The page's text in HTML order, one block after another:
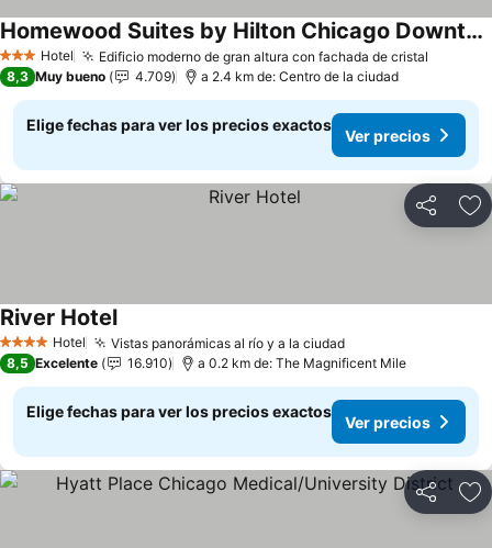
3 Estrellas
Hotel Edificio moderno de gran altura con fachada de cristal
Homewood Suites by Hilton Chicago Downtown South Loop
8,3 Muy bueno 4.709 a 2.4 km de: Centro de la ciudad
Elige fechas para ver los precios exactos
Ver precios
Compartir
4 EstrellasHotel Vistas panorámicas al río y a la ciudad
River Hotel
8,5 Excelente 16.910 a 0.2 km de: The Magnificent Mile
Elige fechas para ver los precios exactos
Ver precios
Compartir